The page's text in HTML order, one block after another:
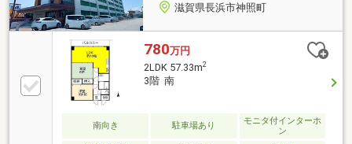
滋賀県長浜市神照町
780万円
2LDK 57.33m2
3階 南
南向き 駐車場あり
モニタ付インターホ
ン